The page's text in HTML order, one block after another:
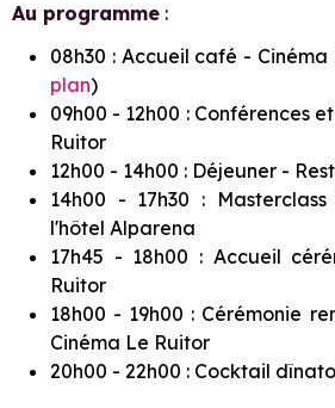
Au programme :
​08h30 : Accueil café -
plan)
09h00 - 12h00 : Conférences
Ruitor
​12h00 - 14h00 : Déjeuner -
14h00 - 17h30 :
l'hôtel Alparena
17h45 - 18h00 : Accueil
Ruitor
18h00 - 19h00 : Cérémonie
Cinéma Le Ruitor
20h00 - 22h00 : Cocktail